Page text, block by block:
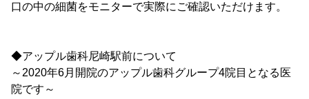
口の中の細菌をモニターで実際にご確認いただけます。
◆アップル歯科尼崎駅前について
～2020年6月開院のアップル歯科グループ4院目となる医
院です～